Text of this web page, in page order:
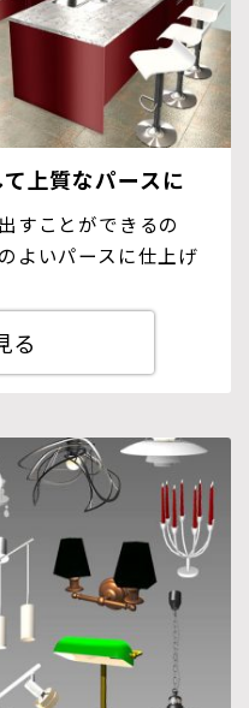
上質なパースに
すことができるの
よいパースに仕上げ
る